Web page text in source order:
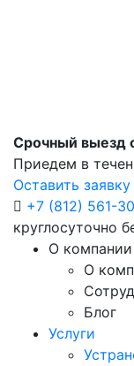
Срочный выезд
Приедем в
Оставить заявку
+7 (812) 561-
круглосуточно
О компании
О
Блог
Услуги